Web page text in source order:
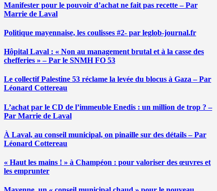
Manifester pour le pouvoir d’achat ne fait pas recette – Par
Marrie de Laval
Politique mayennaise, les coulisses #2- par leglob-journal.fr
Hôpital Laval : « Non au management brutal et à la casse des
chefferies » – Par le SNMH FO 53
Le collectif Palestine 53 réclame la levée du blocus à Gaza – Par
Léonard Cottereau
L’achat par le CD de l’immeuble Enedis : un million de trop ? –
Par Marrie de Laval
À Laval, au conseil municipal, on pinaille sur des détails – Par
Léonard Cottereau
« Haut les mains ! » à Champéon : pour valoriser des œuvres et
les emprunter